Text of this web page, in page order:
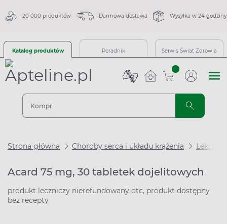
20 000 produktów Darmowa dostawa Wysyłka w 24 godziny
Katalog produktów Poradnik Serwis Świat Zdrowia
sztuk
Strona główna Choroby serca i układu krążenia Leki
Acard 75 mg, 30 tabletek dojelitowych
produkt leczniczy nierefundowany otc, produkt dostępny
bez recepty